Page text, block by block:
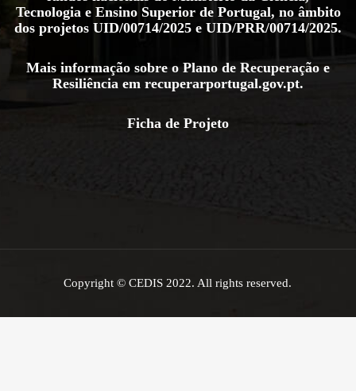
Tecnologia e Ensino Superior de Portugal, no âmbito
dos projetos UID/00714/2025 e UID/PRR/00714/2025.
Mais informação sobre o Plano de Recuperação e
Resiliência em recuperarportugal.gov.pt.
Ficha de Projeto
Copyright © CEDIS 2022. All rights reserved.